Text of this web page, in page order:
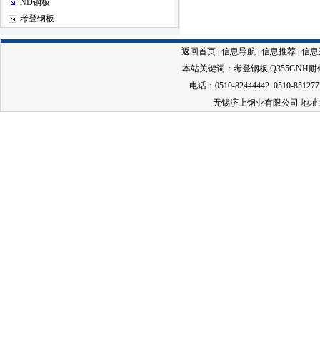
ND钢板
考登钢板
返回首页 信息导航 信息推荐 信
本站关键词： 考登钢板,Q355GNH耐
电话：0510-82444442 0510-
无锡济上钢业有限公司 地